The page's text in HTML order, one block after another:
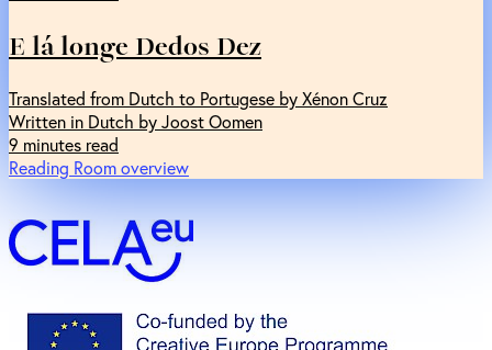
E lá longe Dedos Dez
Translated from Dutch to Portugese by Xénon Cruz
Written in Dutch by Joost Oomen
9 minutes read
Reading Room overview